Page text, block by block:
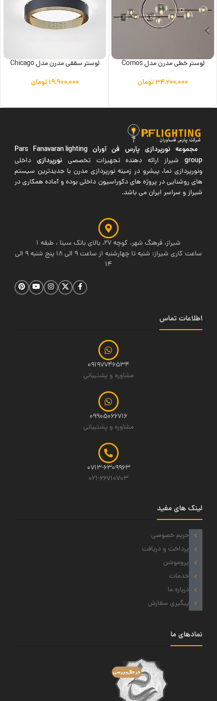
لوستر خطی مدرن مدل Comos
۳۴,۲۰۰,۰۰۰تومان
لوستر سقفی مدرن مدل Chicago
۱۹,۹۰۰,۰۰۰ تومان
مجموعه نورپردازی پارس فن آوران Pars Fanavaran lighting
groupشیراز ارائه دهنده تجهیزات تخصصی نورپردازی داخلی
ونورپردازی نما، پیشرو در زمینه نورپردازی مدرن با جدیدترین سیستم
های روشنایی در پروژه های دکوراسیون داخلی بوده و آماده همکاری در
شیراز و سراسر ایران می باشد.
شیراز، فرهنگ شهر، کوچه 27، بالای بانک سینا ، طبقه 1
ساعت کاری شیراز: شنبه تا چهارشنبه از ساعت 9 الی 18 پنج شنبه 9 الی
14
اطلاعات تماس
09197746534
مشاوره و پشتیبانی
09905066716
مشاوره و پشتیبانی
0713-6309963
021-66710703
لینک های مفید
حریم خصوصی
پرداخت و دریافت
پروموشن
خدمات
درباره ما
پیگیری سفارش
نمادهای ما